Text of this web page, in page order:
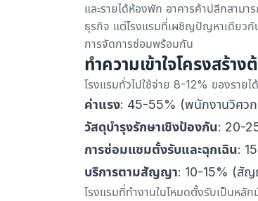
และรายได้ห้องพัก อาคารค้าปลีกสามา
ธุรกิจ แต่โรงแรมที่เผชิญปัญหาเดียวกั
การจัดการซ่อมพร้อมกัน
ทำความเข้าใจโครงสร้า
โรงแรมทั่วไปใช้จ่าย 8-12% ของราย
ค่าแรง: 45-55% (พนักงานวิศวก
วัสดุบำรุงรักษาเชิงป้องกัน: 20-
การซ่อมแซมตั้งรับและฉุกเฉิน:
บริการตามสัญญา: 10-15% (สัญ
โรงแรมที่ทำงานในโหมดตั้งรับเป็นหลั